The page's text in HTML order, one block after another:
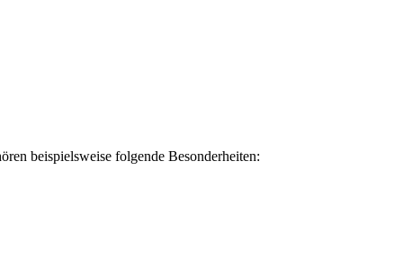
beispielsweise folgende Besonderheiten: